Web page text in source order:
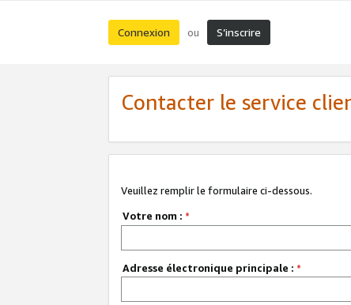
Connexion ou S’inscrire
Contacter le service
Veuillez remplir le formulaire ci-dessous.
Votre nom : *
Adresse électronique principale : *